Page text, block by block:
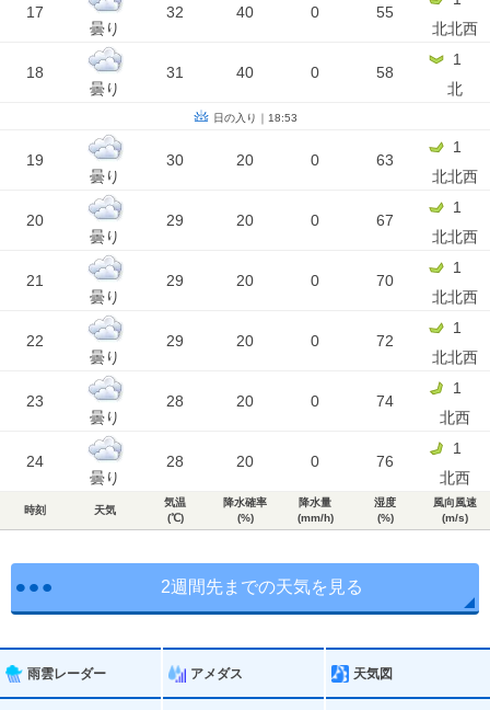
17
曇り
32 40 0 55
北北西
18
曇り
31 40 0 58
1
北
日の入り｜18:53
19
曇り
30 20 0 63
1
北北西
20
曇り
29 20 0 67
1
北北西
21
曇り
29 20 0 70
1
北北西
22
曇り
29 20 0 72
1
北北西
23
曇り
28 20 0 74
1
北西
24
曇り
28 20 0 76
1
北西
時刻 天気
気温
(℃)
降水確率
(%)
降水量
(mm/h)
湿度
(%)
風向風速
(m/s)
2週間先までの天気を見る
雨雲レーダー アメダス 天気図